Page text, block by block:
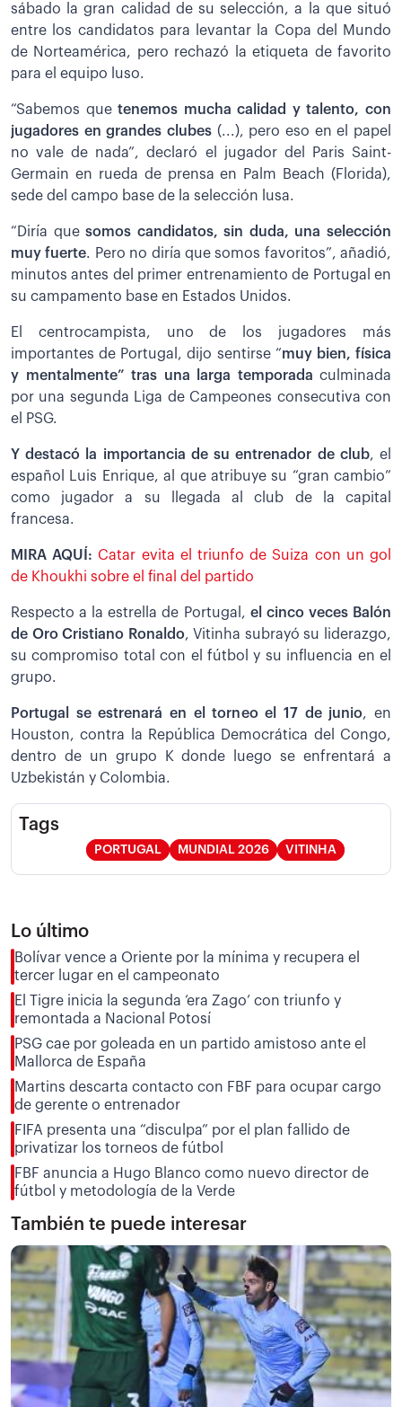
sábado la gran calidad de su selección, a la que situó
entre los candidatos para levantar la Copa del Mundo
de Norteamérica, pero rechazó la etiqueta de favorito
para el equipo luso.
“Sabemos quetenemos mucha calidad y talento, con
jugadores en grandes clubes (...), pero eso en el papel
no vale de nada”, declaró el jugador del Paris Saint-
Germain en rueda de prensa en Palm Beach (Florida),
sede del campo base de la selección lusa.
“Diría quesomos candidatos, sin duda, una selección
muy fuerte. Pero no diría que somos favoritos”, añadió,
minutos antes del primer entrenamiento de Portugal en
su campamento base en Estados Unidos.
El centrocampista, uno de los jugadores más
importantes de Portugal, dijo sentirse “muy bien, física
y mentalmente” tras una larga temporada culminada
por una segunda Liga de Campeones consecutiva con
el PSG.
Y destacó la importancia de su entrenador de club, el
español Luis Enrique, al que atribuye su “gran cambio”
como jugador a su llegada al club de la capital
francesa.
MIRA AQUÍ: Catar evita el triunfo de Suiza con un gol
de Khoukhi sobre el final del partido
Respecto a la estrella de Portugal, el cinco veces Balón
de Oro Cristiano Ronaldo, Vitinha subrayó su liderazgo,
su compromiso total con el fútbol y su influencia en el
grupo.
Portugal se estrenará en el torneo el 17 de junio, en
Houston, contra la República Democrática del Congo,
dentro de un grupo K donde luego se enfrentará a
Uzbekistán y Colombia.
Tags
PORTUGAL MUNDIAL 2026 VITINHA
Lo último
Bolívar vence a Oriente por la mínima y recupera el
tercer lugar en el campeonato
El Tigre inicia la segunda ‘era Zago’ con triunfo y
remontada a Nacional Potosí
PSG cae por goleada en un partido amistoso ante el
Mallorca de España
Martins descarta contacto con FBF para ocupar cargo
de gerente o entrenador
FIFA presenta una “disculpa” por el plan fallido de
privatizar los torneos de fútbol
FBF anuncia a Hugo Blanco como nuevo director de
fútbol y metodología de la Verde
También te puede interesar